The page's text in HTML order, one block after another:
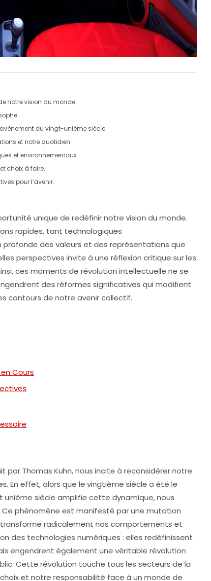
notrevision du monde.
du vingt-unième siècle.
et notre quotidien.
et environnementaux.
choix à faire.
pour l’avenir.
unique de redéfinir notre vision du monde.
rapides, tant technologiques
des valeurs et des représentations que
perspectives invite à une réflexion critique sur les
ces moments de révolution intellectuelle ne se
des réformes significatives qui modifient
contours de notre avenir collectif.
Cours
par Thomas Kuhn, nous incite à reconsidérer notre
En effet, alors que le vingtième siècle a été le
unième siècle amplifie cette dynamique, nous
phénomène est manifesté par une mutation
radicalement nos comportements et
des technologies numériques : elles redéfinissent
engendrent également une véritable révolution
Cette révolution touche tous les secteurs de la
et notre responsabilité face à un monde de